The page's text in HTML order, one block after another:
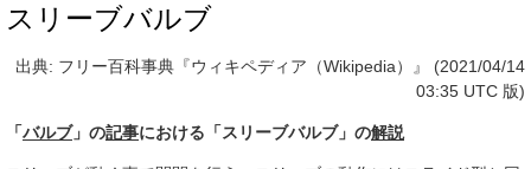
スリーブバルブ
出典: フリー百科事典『ウィキペディア（Wikipedia）』 (2021/04/14
03:35 UTC 版)
「バルブ」の記事における「スリーブバルブ」の解説